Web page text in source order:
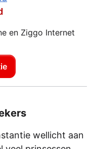
en Ziggo Internet
wellicht aan